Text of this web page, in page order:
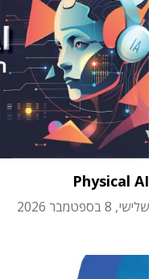
Physical AI
שלישי, 8 בספטמבר 2026